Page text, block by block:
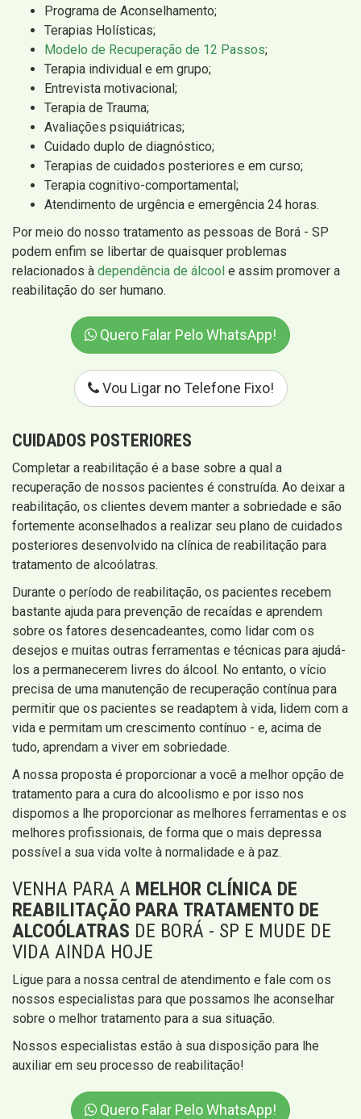
Programa de Aconselhamento;
Terapias Holísticas;
Modelo de Recuperação de 12 Passos;
Terapia individual e em grupo;
Entrevista motivacional;
Terapia de Trauma;
Avaliações psiquiátricas;
Cuidado duplo de diagnóstico;
Terapias de cuidados posteriores e em curso;
Terapia cognitivo-comportamental;
Atendimento de urgência e emergência 24 horas.
Por meio do nosso tratamento as pessoas de Borá - SP
podem enfim se libertar de quaisquer problemas
relacionados à dependência de álcool e assim promover a
reabilitação do ser humano.
Quero Falar Pelo WhatsApp!
Vou Ligar no Telefone Fixo!
CUIDADOS POSTERIORES
Completar a reabilitação é a base sobre a qual a
recuperação de nossos pacientes é construída. Ao deixar a
reabilitação, os clientes devem manter a sobriedade e são
fortemente aconselhados a realizar seu plano de cuidados
posteriores desenvolvido na clínica de reabilitação para
tratamento de alcoólatras.
Durante o período de reabilitação, os pacientes recebem
bastante ajuda para prevenção de recaídas e aprendem
sobre os fatores desencadeantes, como lidar com os
desejos e muitas outras ferramentas e técnicas para ajudá-
los a permanecerem livres do álcool. No entanto, o vício
precisa de uma manutenção de recuperação contínua para
permitir que os pacientes se readaptem à vida, lidem com a
vida e permitam um crescimento contínuo - e, acima de
tudo, aprendam a viver em sobriedade.
A nossa proposta é proporcionar a você a melhor opção de
tratamento para a cura do alcoolismo e por isso nos
dispomos a lhe proporcionar as melhores ferramentas e os
melhores profissionais, de forma que o mais depressa
possível a sua vida volte à normalidade e à paz.
VENHA PARA A MELHOR CLÍNICA DE
REABILITAÇÃO PARA TRATAMENTO DE
ALCOÓLATRAS DE BORÁ - SP E MUDE DE
VIDA AINDA HOJE
Ligue para a nossa central de atendimento e fale com os
nossos especialistas para que possamos lhe aconselhar
sobre o melhor tratamento para a sua situação.
Nossos especialistas estão à sua disposição para lhe
auxiliar em seu processo de reabilitação!
Quero Falar Pelo WhatsApp!